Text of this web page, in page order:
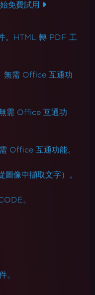
免費試用
。HTML 轉 PDF 工
無需 Office 互通功
需 Office 互通功
Office 互通功能。
像中擷取文字）。
。
。